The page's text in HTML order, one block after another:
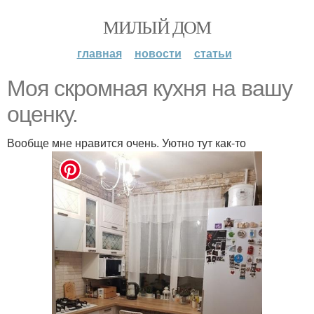
МИЛЫЙ ДОМ
главная новости статьи
Моя скромная кухня на вашу
оценку.
Вообще мне нравится очень. Уютно тут как-то